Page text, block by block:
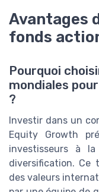
Avantages
fonds
Pourquoi
mondiales
?
Investir dans un
Equity Growth
investisseurs à
diversification. Ce
des valeurs